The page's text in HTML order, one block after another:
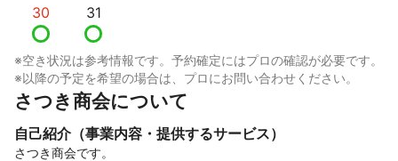
30 31
※空き状況は参考情報です。予約確定にはプロの確認が必要です。
※以降の予定を希望の場合は、プロにお問い合わせください。
さつき商会について
自己紹介（事業内容・提供するサービス）
さつき商会です。